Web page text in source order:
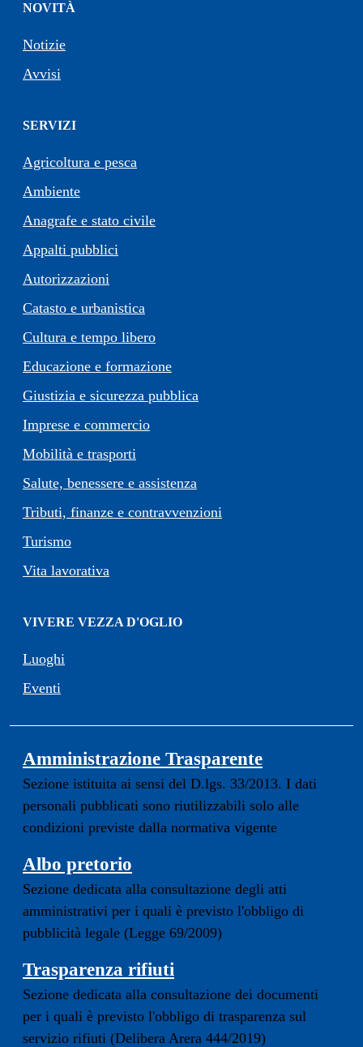
NOVITÀ
Notizie
Avvisi
SERVIZI
Agricoltura e pesca
Ambiente
Anagrafe e stato civile
Appalti pubblici
Autorizzazioni
Catasto e urbanistica
Cultura e tempo libero
Educazione e formazione
Giustizia e sicurezza pubblica
Imprese e commercio
Mobilità e trasporti
Salute, benessere e assistenza
Tributi, finanze e contravvenzioni
Turismo
Vita lavorativa
VIVERE VEZZA D'OGLIO
Luoghi
Eventi
Amministrazione Trasparente
Sezione istituita ai sensi del D.lgs. 33/2013. I dati
personali pubblicati sono riutilizzabili solo alle
condizioni previste dalla normativa vigente
Albo pretorio
Sezione dedicata alla consultazione degli atti
amministrativi per i quali è previsto l'obbligo di
pubblicità legale (Legge 69/2009)
Trasparenza rifiuti
Sezione dedicata alla consultazione dei documenti
per i quali è previsto l'obbligo di trasparenza sul
servizio rifiuti (Delibera Arera 444/2019)